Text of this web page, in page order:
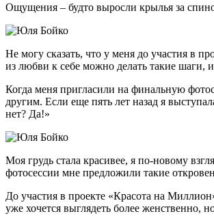
Ощущения – будто выросли крылья за
Не могу сказать, что у меня до участия в
из любви к себе можно делать такие шаги,
Когда меня пригласили на финальную
другим. Если еще пять лет назад я
нет? Да!»
Моя грудь стала красивее, я по-новому
фотосессии мне предложили такие
До участия в проекте «Красота на
уже хочется выглядеть более женственно,